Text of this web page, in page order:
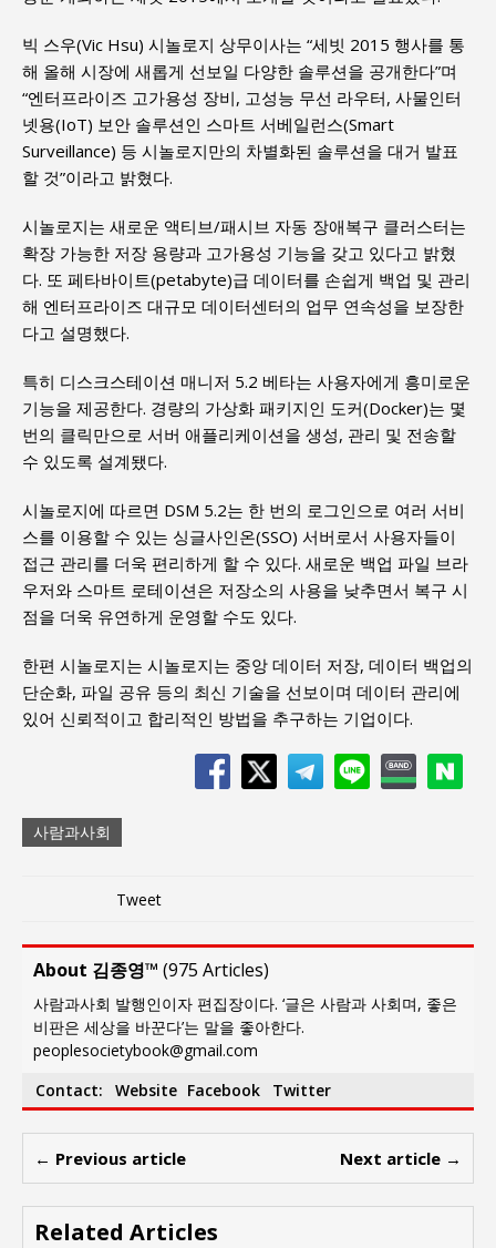
빅 스우(Vic Hsu) 시놀로지 상무이사는 “세빗 2015 행사를 통
해 올해 시장에 새롭게 선보일 다양한 솔루션을 공개한다”며
“엔터프라이즈 고가용성 장비, 고성능 무선 라우터, 사물인터
넷용(IoT) 보안 솔루션인 스마트 서베일런스(Smart
Surveillance) 등 시놀로지만의 차별화된 솔루션을 대거 발표
할 것”이라고 밝혔다.
시놀로지는 새로운 액티브/패시브 자동 장애복구 클러스터는
확장 가능한 저장 용량과 고가용성 기능을 갖고 있다고 밝혔
다. 또 페타바이트(petabyte)급 데이터를 손쉽게 백업 및 관리
해 엔터프라이즈 대규모 데이터센터의 업무 연속성을 보장한
다고 설명했다.
특히 디스크스테이션 매니저 5.2 베타는 사용자에게 흥미로운
기능을 제공한다. 경량의 가상화 패키지인 도커(Docker)는 몇
번의 클릭만으로 서버 애플리케이션을 생성, 관리 및 전송할
수 있도록 설계됐다.
시놀로지에 따르면 DSM 5.2는 한 번의 로그인으로 여러 서비
스를 이용할 수 있는 싱글사인온(SSO) 서버로서 사용자들이
접근 관리를 더욱 편리하게 할 수 있다. 새로운 백업 파일 브라
우저와 스마트 로테이션은 저장소의 사용을 낮추면서 복구 시
점을 더욱 유연하게 운영할 수도 있다.
한편 시놀로지는 시놀로지는 중앙 데이터 저장, 데이터 백업의
단순화, 파일 공유 등의 최신 기술을 선보이며 데이터 관리에
있어 신뢰적이고 합리적인 방법을 추구하는 기업이다.
사람과사회
Tweet
About 김종영™ (975 Articles)
사람과사회 발행인이자 편집장이다. ‘글은 사람과 사회며, 좋은
비판은 세상을 바꾼다’는 말을 좋아한다.
peoplesocietybook@gmail.com
Contact:
Website Facebook Twitter
← Previous article Next article →
Related Articles